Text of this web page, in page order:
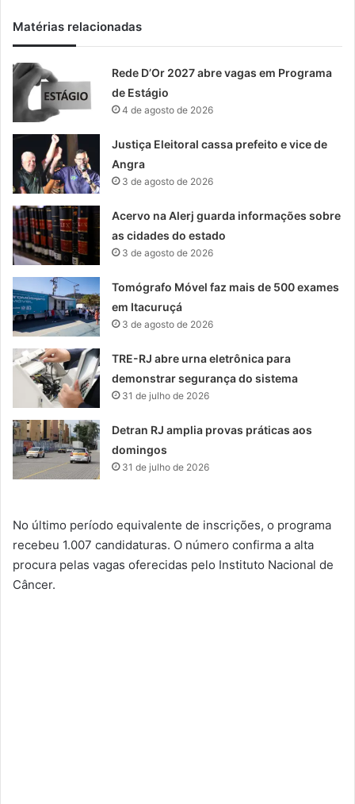
Matérias relacionadas
Rede D’Or 2027 abre vagas em Programa
de Estágio
4 de agosto de 2026
Justiça Eleitoral cassa prefeito e vice de
Angra
3 de agosto de 2026
Acervo na Alerj guarda informações sobre
as cidades do estado
3 de agosto de 2026
Tomógrafo Móvel faz mais de 500 exames
em Itacuruçá
3 de agosto de 2026
TRE-RJ abre urna eletrônica para
demonstrar segurança do sistema
31 de julho de 2026
Detran RJ amplia provas práticas aos
domingos
31 de julho de 2026
No último período equivalente de inscrições, o programa
recebeu 1.007 candidaturas. O número confirma a alta
procura pelas vagas oferecidas pelo Instituto Nacional de
Câncer.